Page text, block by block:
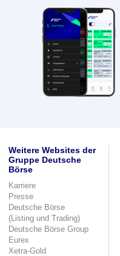
Weitere Websites der
Gruppe Deutsche
Börse
Karriere
Presse
Deutsche Börse
(Listing und Trading)
Deutsche Börse Group
Eurex
Xetra-Gold